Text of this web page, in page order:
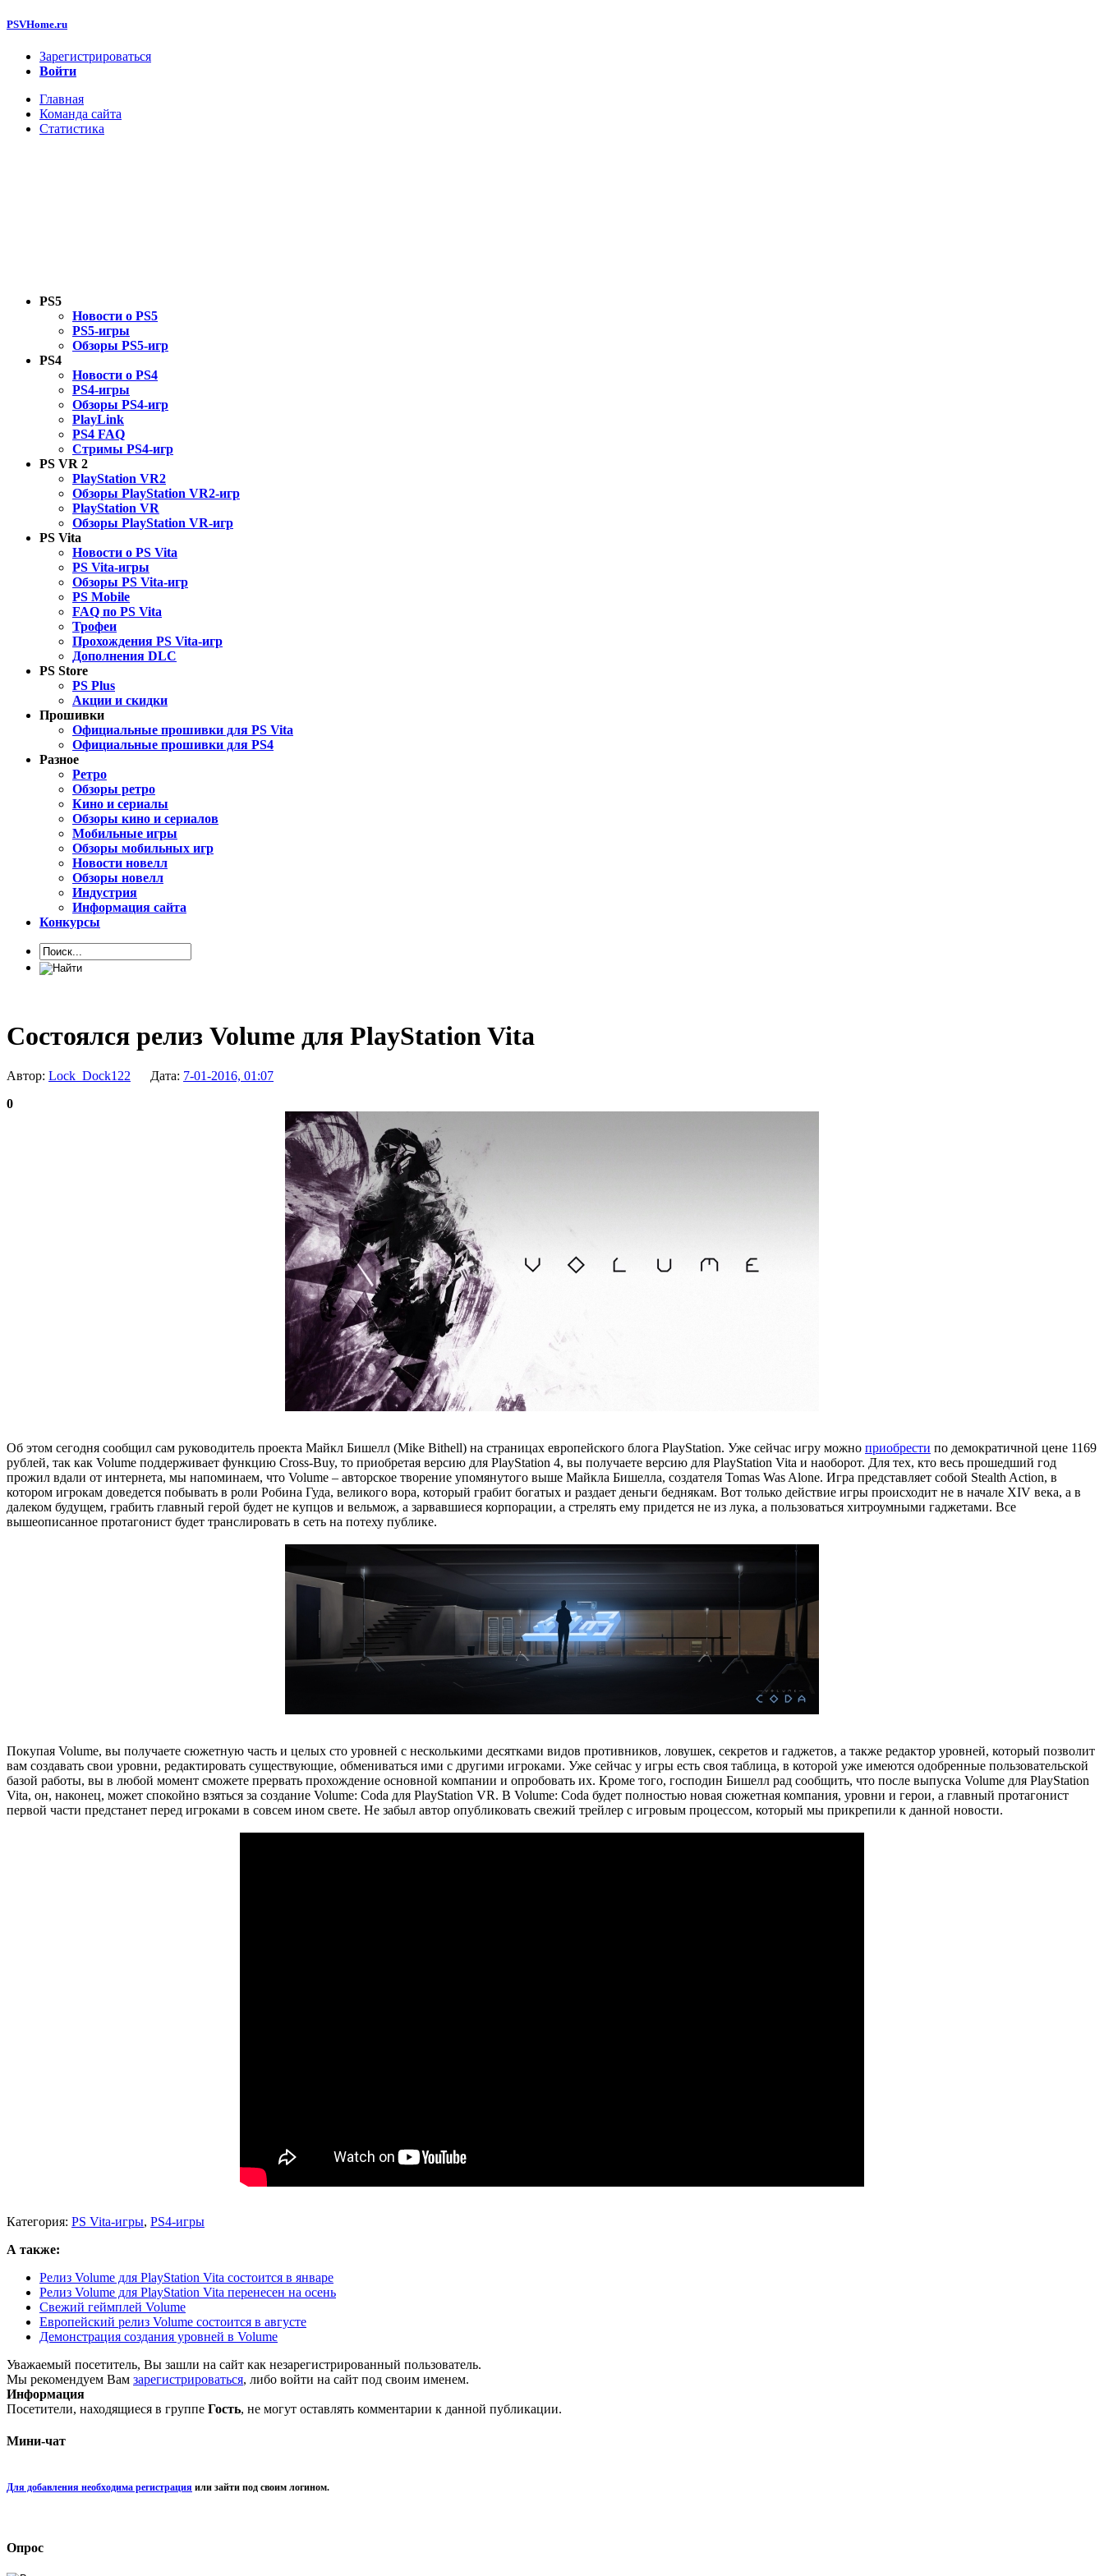
PSVHome.ru
Зарегистрироваться
Войти
Главная
Команда сайта
Статистика
PS5
Новости о PS5
PS5-игры
Обзоры PS5-игр
PS4
Новости о PS4
PS4-игры
Обзоры PS4-игр
PlayLink
PS4 FAQ
Стримы PS4-игр
PS VR 2
PlayStation VR2
Обзоры PlayStation VR2-игр
PlayStation VR
Обзоры PlayStation VR-игр
PS Vita
Новости о PS Vita
PS Vita-игры
Обзоры PS Vita-игр
PS Mobile
FAQ по PS Vita
Трофеи
Прохождения PS Vita-игр
Дополнения DLC
PS Store
PS Plus
Акции и скидки
Прошивки
Официальные прошивки для PS Vita
Официальные прошивки для PS4
Разное
Ретро
Обзоры ретро
Кино и сериалы
Обзоры кино и сериалов
Мобильные игры
Обзоры мобильных игр
Новости новелл
Обзоры новелл
Индустрия
Информация сайта
Конкурсы
Состоялся релиз Volume для PlayStation Vita
Автор: Lock_Dock122 Дата: 7-01-2016, 01:07
0
Об этом сегодня сообщил сам руководитель проекта Майкл Бишелл (Mike Bithell) на страницах европейского блога PlayStation. Уже сейчас игру можно приобрести по демократичной цене 1169
рублей, так как Volume поддерживает функцию Cross-Buy, то приобретая версию для PlayStation 4, вы получаете версию для PlayStation Vita и наоборот. Для тех, кто весь прошедший год
прожил вдали от интернета, мы напоминаем, что Volume – авторское творение упомянутого выше Майкла Бишелла, создателя Tomas Was Alone. Игра представляет собой Stealth Action, в
котором игрокам доведется побывать в роли Робина Гуда, великого вора, который грабит богатых и раздает деньги беднякам. Вот только действие игры происходит не в начале XIV века, а в
далеком будущем, грабить главный герой будет не купцов и вельмож, а зарвавшиеся корпорации, а стрелять ему придется не из лука, а пользоваться хитроумными гаджетами. Все
вышеописанное протагонист будет транслировать в сеть на потеху публике.
Покупая Volume, вы получаете сюжетную часть и целых сто уровней с несколькими десятками видов противников, ловушек, секретов и гаджетов, а также редактор уровней, который позволит
вам создавать свои уровни, редактировать существующие, обмениваться ими с другими игроками. Уже сейчас у игры есть своя таблица, в которой уже имеются одобренные пользовательской
базой работы, вы в любой момент сможете прервать прохождение основной компании и опробовать их. Кроме того, господин Бишелл рад сообщить, что после выпуска Volume для PlayStation
Vita, он, наконец, может спокойно взяться за создание Volume: Coda для PlayStation VR. В Volume: Coda будет полностью новая сюжетная компания, уровни и герои, а главный протагонист
первой части предстанет перед игроками в совсем ином свете. Не забыл автор опубликовать свежий трейлер с игровым процессом, который мы прикрепили к данной новости.
Категория: PS Vita-игры, PS4-игры
А также:
Релиз Volume для PlayStation Vita состоится в январе
Релиз Volume для PlayStation Vita перенесен на осень
Свежий геймплей Volume
Европейский релиз Volume состоится в августе
Демонстрация создания уровней в Volume
Уважаемый посетитель, Вы зашли на сайт как незарегистрированный пользователь.
Мы рекомендуем Вам зарегистрироваться, либо войти на сайт под своим именем.
Информация
Посетители, находящиеся в группе Гость, не могут оставлять комментарии к данной публикации.
Мини-чат
Для добавления необходима регистрация или зайти под своим логином.
Опрос